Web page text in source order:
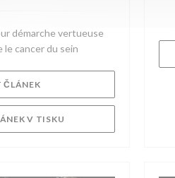
démarche vertueuse
cancer du sein
ČLÁNEK((OTEVŘE SE V NOVÉM OKNĚ))
V TISKU